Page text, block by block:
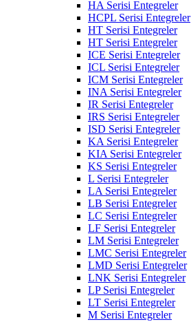
HA Serisi Entegreler
HCPL Serisi Entegreler
HT Serisi Entegreler
HT Serisi Entegreler
ICE Serisi Entegreler
ICL Serisi Entegreler
ICM Serisi Entegreler
INA Serisi Entegreler
IR Serisi Entegreler
IRS Serisi Entegreler
ISD Serisi Entegreler
KA Serisi Entegreler
KIA Serisi Entegreler
KS Serisi Entegreler
L Serisi Entegreler
LA Serisi Entegreler
LB Serisi Entegreler
LC Serisi Entegreler
LF Serisi Entegreler
LM Serisi Entegreler
LMC Serisi Entegreler
LMD Serisi Entegreler
LNK Serisi Entegreler
LP Serisi Entegreler
LT Serisi Entegreler
M Serisi Entegreler